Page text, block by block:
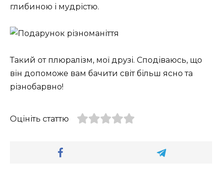
глибиною і мудрістю.
Такий от плюралізм, мої друзі. Сподіваюсь, що
він допоможе вам бачити світ більш ясно та
різнобарвно!
Оцініть статтю